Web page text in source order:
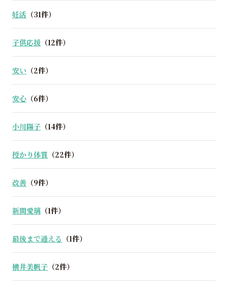
妊活 （31件）
子供応援 （12件）
安い （2件）
安心 （6件）
小川陽子 （14件）
授かり体質 （22件）
改善 （9件）
新間愛璃 （1件）
最後まで通える （1件）
横井美帆子 （2件）